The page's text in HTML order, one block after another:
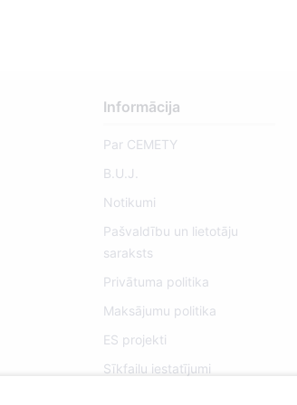
Informācija
Par CEMETY
B.U.J.
Notikumi
Pašvaldību un lietotāju
saraksts
Privātuma politika
Maksājumu politika
ES projekti
Sīkfailu iestatījumi